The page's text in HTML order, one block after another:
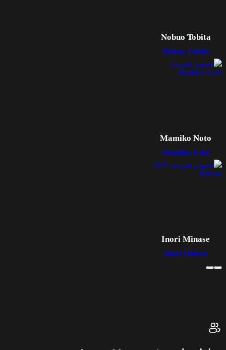
Nobuo Tobita
Nobuo Tobita
Mamiko Noto
Mamiko Noto
Inori Minase
Inori Minase